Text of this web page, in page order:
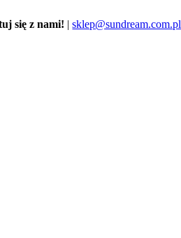
się z nami! |sklep@sundream.com.pl